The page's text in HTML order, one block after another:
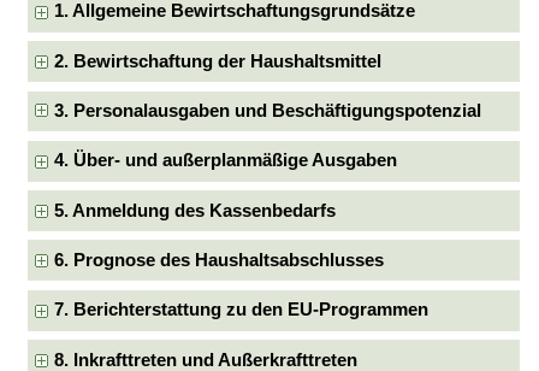
1. Allgemeine Bewirtschaftungsgrundsätze
2. Bewirtschaftung der Haushaltsmittel
3. Personalausgaben und Beschäftigungspotenzial
4. Über- und außerplanmäßige Ausgaben
5. Anmeldung des Kassenbedarfs
6. Prognose des Haushaltsabschlusses
7. Berichterstattung zu den EU-Programmen
8. Inkrafttreten und Außerkrafttreten